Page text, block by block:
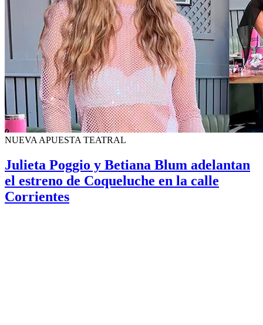
NUEVA APUESTA TEATRAL
Julieta Poggio y Betiana Blum adelantan
el estreno de Coqueluche en la calle
Corrientes